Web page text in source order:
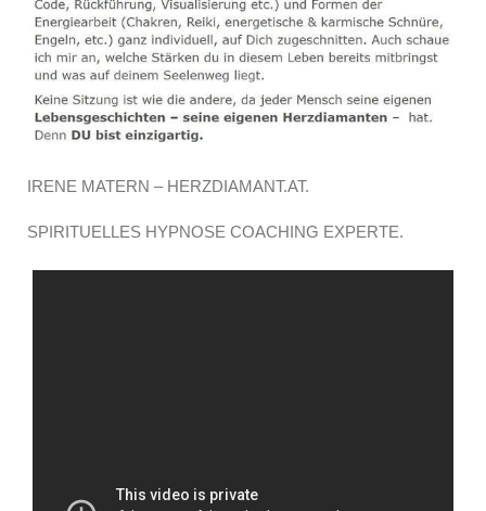
IRENE MATERN – HERZDIAMANT.AT.
SPIRITUELLES HYPNOSE COACHING EXPERTE.